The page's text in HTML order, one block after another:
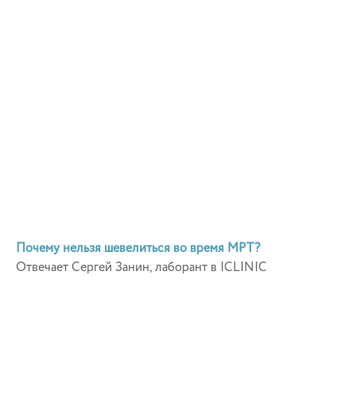
Почему нельзя шевелиться во время МРТ?
Отвечает Сергей Занин, лаборант в ICLINIC